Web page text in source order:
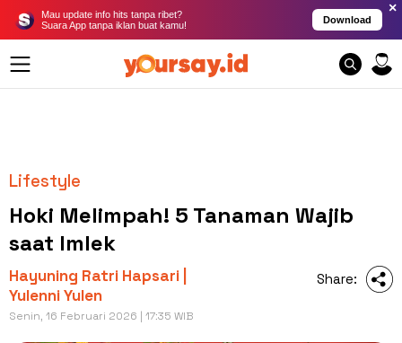
Mau update info hits tanpa ribet?
Suara App tanpa iklan buat kamu!
Download
×
Lifestyle
Hoki Melimpah! 5 Tanaman Wajib
saat Imlek
Hayuning Ratri Hapsari |
Yulenni Yulen
Senin, 16 Februari 2026 | 17:35 WIB
Share: